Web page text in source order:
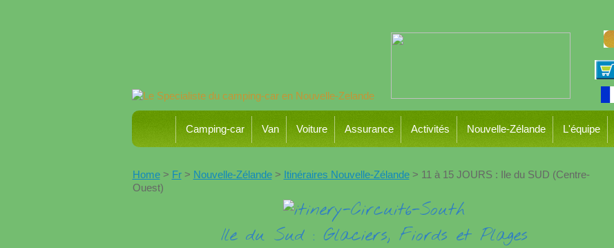
Camping-car Van Voiture Assurance Activités Nouvelle-Zélande L'équipe
Home> Fr> Nouvelle-Zélande> Itinéraires Nouvelle-Zélande> 11 à 15 JOURS : Ile du SUD (Centre-
Ouest)
Ile du Sud : Glaciers, Fiords et Plages